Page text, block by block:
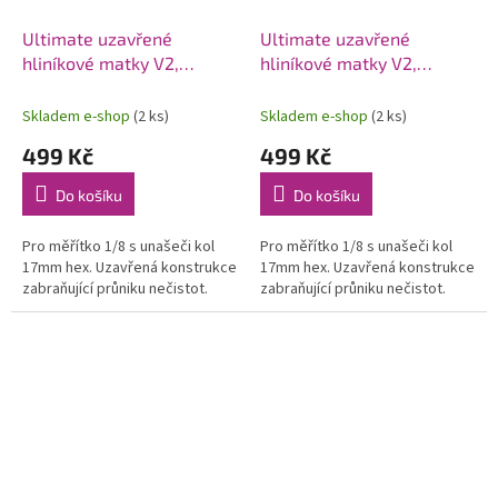
Ultimate uzavřené
hliníkové matky V2,
Skladem e-shop (2 ks)
499 Kč
Do košíku
Pro měřítko 1/8 s unašeči kol
17mm hex. Uzavřená konstrukce
zabraňující průniku nečistot.
Ultimate uzavřené
hliníkové matky V2,
Skladem e-shop (2 ks)
499 Kč
Do košíku
Pro měřítko 1/8 s unašeči kol
17mm hex. Uzavřená konstrukce
zabraňující průniku nečistot.